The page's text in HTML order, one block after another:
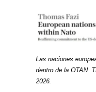
Las naciones
dentro de la OTAN.
2026.